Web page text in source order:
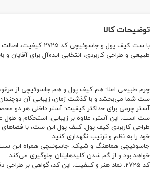
توضیحات کالا
با ست کیف پول و
طبیعی و طراحی کاربردی، انتخابی ایده‌آل برای
چرم طبیعی اعلا: هم کیف پول و هم جاسوئیچی از
ست شما می‌بخشد و با گذشت زمان، زیبایی آن
آستر چرمی برای حداکثر کیفیت: آستر داخلی هر دو
ست است. این آستر، علاوه بر زیبایی، استحکام و
طراحی کاربردی کیف پول: کیف پول این ست، با
خود را به نظم و ترتیب نگهداری کنید.
جاسوئیچی هماهنگ و شیک: جاسوئیچی همراه این ست،
خواهد بود و از گم شدن کلیدهایتان جلوگیری می‌کند.
کد 2725: نماد هنر و کیفیت: این کد، گواهی بر طراحی دقیق، دوخت هنرمندانه و استفاده از بهترین مواد اولیه در تولید این ست زیباس